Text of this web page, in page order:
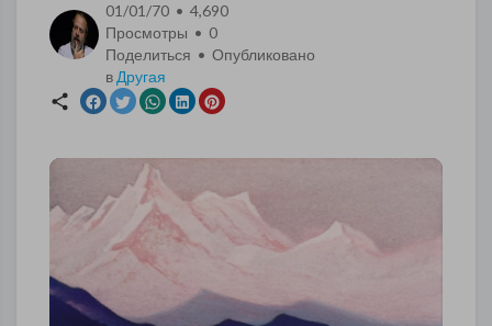
01/01/70 • 4,690
Просмотры • 0
Поделиться • Опубликовано
в Другая